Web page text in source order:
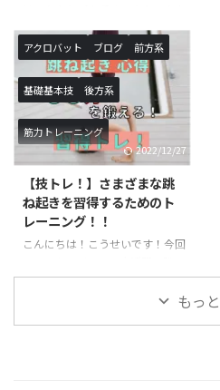
８：５０ ...
けの記事になります。あふりは、
基本技を行うにあたって必要な体
の使い方になります。ロンダート
やバク転などを行う際に必須にな
るので、習得したい方や技の熟練
度を上げたい方は必見の記事にな
ります！ あふりとは？？ あふり
は聞き慣れないワードだと思いま
やロンダートを行う際によく使わ
れます。身体をバネのようにして
着手した手の方向に足を入れ込む
動作のことを言います。ジャンプ
手したら一気に足を地面の方向 ...
アクロバット ブログ 前方系
基礎基本技 後方系
筋力トレーニング
2022/12/27
【技トレ！】さまざまな跳
ね起きを習得するためのト
レーニング！！
こんにちは！こうせいです！今回
起きに関するトレーニングのご紹
介です。さまざまな跳ね起きの種もっ